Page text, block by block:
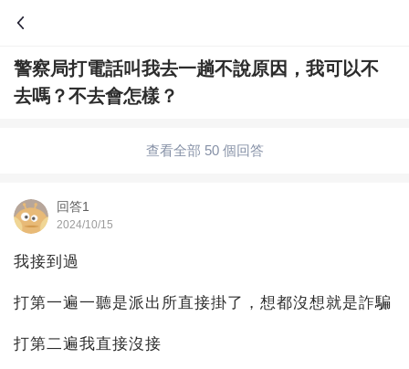
警察局打電話叫我去一趟不說原因，我可以不
去嗎？不去會怎樣？
查看全部 50 個回答
回答1
2024/10/15
我接到過
打第一遍一聽是派出所直接掛了，想都沒想就是詐騙
打第二遍我直接沒接
問答